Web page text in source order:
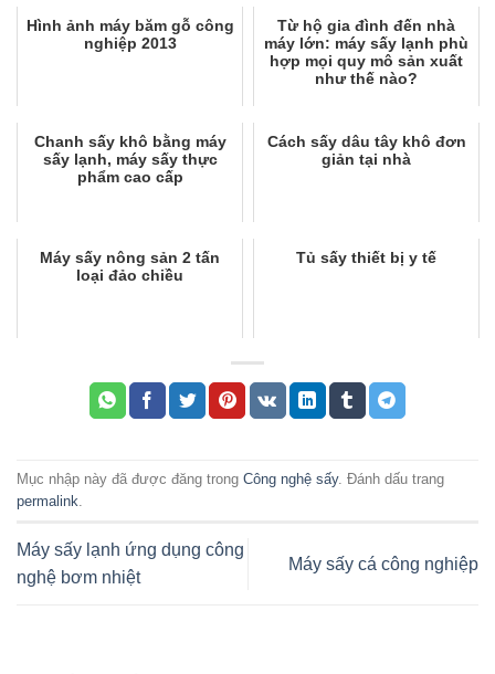
Hình ảnh máy băm gỗ công
nghiệp 2013
Từ hộ gia đình đến nhà
máy lớn: máy sấy lạnh phù
hợp mọi quy mô sản xuất
như thế nào?
Chanh sấy khô bằng máy
sấy lạnh, máy sấy thực
phẩm cao cấp
Cách sấy dâu tây khô đơn
giản tại nhà
Máy sấy nông sản 2 tấn
loại đảo chiều
Tủ sấy thiết bị y tế
Mục nhập này đã được đăng trong Công nghệ sấy. Đánh dấu trang
permalink
Máy sấy lạnh ứng dụng công
nghệ bơm nhiệt
Máy sấy cá công nghiệp